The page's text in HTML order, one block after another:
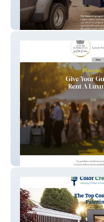
Pullcision
Services
Luxury Restrooms –